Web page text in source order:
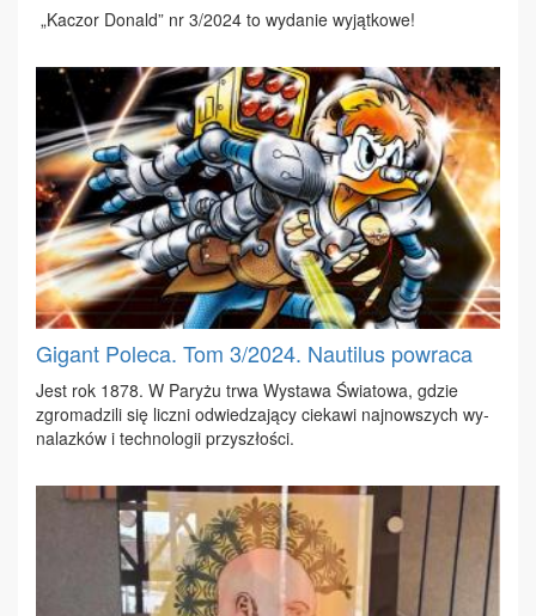
„Ka­czor Do­nald” nr 3/2024 to wy­da­nie wy­jąt­ko­we!
Gigant Poleca. Tom 3/2024. Nautilus powraca
Jest rok 1878. W Pa­ry­żu trwa Wy­sta­wa Świa­to­wa, gdzie
zgro­ma­dzi­li się licz­ni od­wie­dza­ją­cy cie­ka­wi naj­now­szych wy­
na­laz­ków i tech­no­lo­gii przy­szło­ści.